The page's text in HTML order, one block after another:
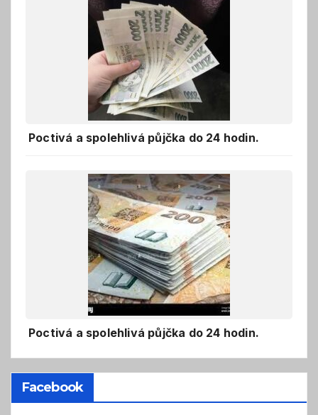
Poctivá a spolehlivá půjčka do 24 hodin.
Poctivá a spolehlivá půjčka do 24 hodin.
Facebook